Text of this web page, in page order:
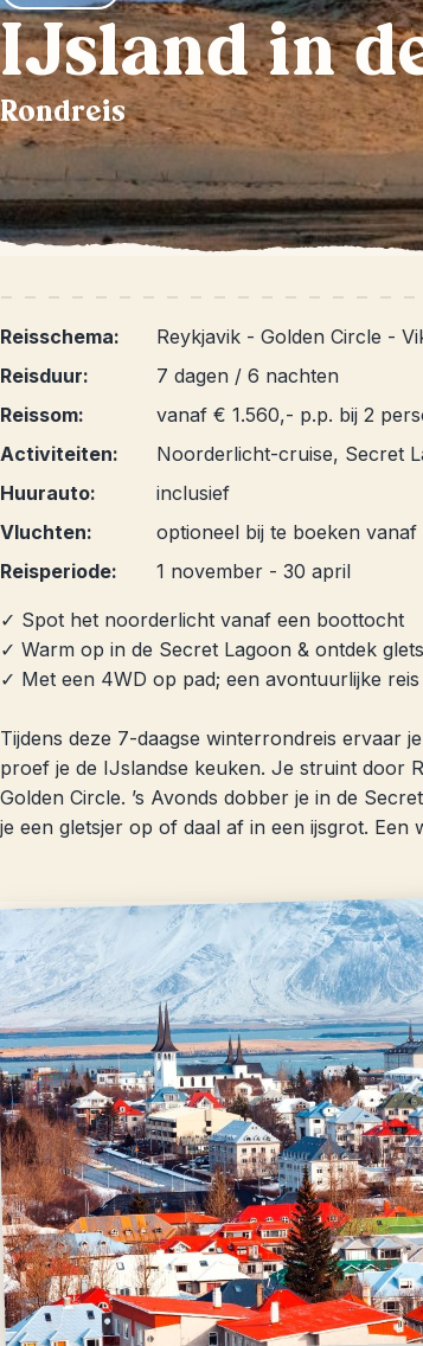
IJsland in
Rondreis
Reisschema:
Reykjavik - Golden Circle -
Reisduur:
7 dagen / 6 nachten
Reissom:
vanaf € 1.560,- p.p. bij 2
Activiteiten:
Noorderlicht-cruise, Secret
Huurauto:
inclusief
Vluchten:
optioneel bij te boeken
Reisperiode:
1 november - 30 april
✓ Spot het noorderlicht vanaf een boottocht
✓ Warm op in de Secret Lagoon & ontdek
✓ Met een 4WD op pad; een avontuurlijke reis
Tijdens deze 7-daagse winterrondreis ervaar
proef je de IJslandse keuken. Je struint door
Golden Circle. ’s Avonds dobber je in de
je een gletsjer op of daal af in een ijsgrot.